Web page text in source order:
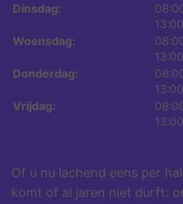
Dinsdag:
13:00
Woensdag:
13:00
Donderdag:
13:00
Vrijdag:
13:00
Of u nu lachend eens per
komt of al jaren niet durft: